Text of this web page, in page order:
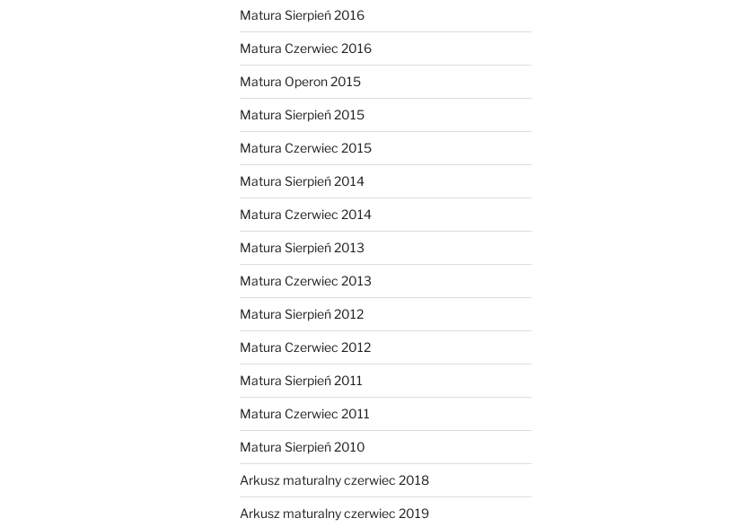
Matura Sierpień 2016
Matura Czerwiec 2016
Matura Operon 2015
Matura Sierpień 2015
Matura Czerwiec 2015
Matura Sierpień 2014
Matura Czerwiec 2014
Matura Sierpień 2013
Matura Czerwiec 2013
Matura Sierpień 2012
Matura Czerwiec 2012
Matura Sierpień 2011
Matura Czerwiec 2011
Matura Sierpień 2010
Arkusz maturalny czerwiec 2018
Arkusz maturalny czerwiec 2019